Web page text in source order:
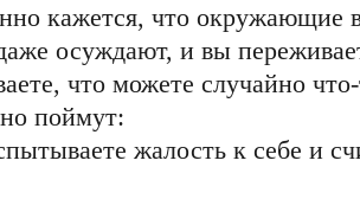
кажется, что окружающие
осуждают, и вы
что можете случайно что-
поймут:
жалость к себе и